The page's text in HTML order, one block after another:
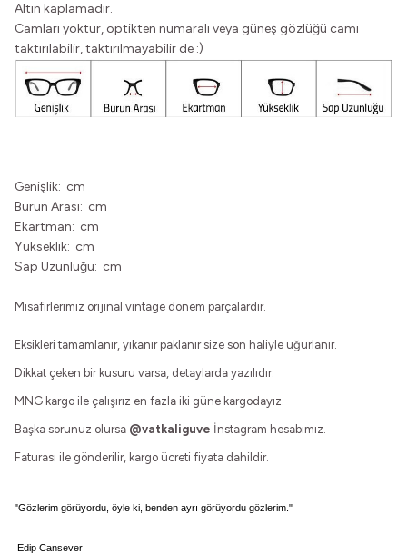
Altın kaplamadır.
Camları yoktur, optikten numaralı veya güneş gözlüğü camı
taktırılabilir, taktırılmayabilir de :)
Genişlik: cm
Burun Arası: cm
Ekartman: cm
Yükseklik: cm
Sap Uzunluğu: cm
Misafirlerimiz orijinal vintage dönem parçalardır.
Eksikleri tamamlanır, yıkanır paklanır size son haliyle uğurlanır.
Dikkat çeken bir kusuru varsa, detaylarda yazılıdır.
MNG kargo ile çalışırız en fazla iki güne kargodayız.
Başka sorunuz olursa @vatkaliguve İnstagram hesabımız.
Faturası ile gönderilir, kargo ücreti fiyata dahildir.
"Gözlerim görüyordu, öyle ki, benden ayrı görüyordu gözlerim."
Edip Cansever